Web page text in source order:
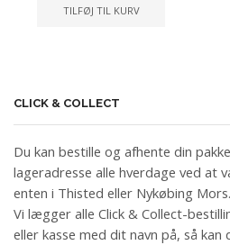
TILFØJ TIL KURV
CLICK & COLLECT
Du kan bestille og afhente din
lageradresse alle hverdage ved at
enten i Thisted eller Nykøbing Mors.
Vi lægger alle Click & Collect-
eller kasse med dit navn på, så